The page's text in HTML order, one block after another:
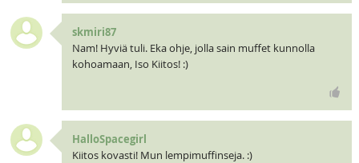
skmiri87
Nam! Hyviä tuli. Eka ohje, jolla sain muffet kunnolla
kohoamaan, Iso Kiitos! :)
HalloSpacegirl
Kiitos kovasti! Mun lempimuffinseja. :)